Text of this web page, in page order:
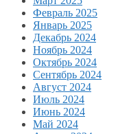
Февраль 2025
Январь 2025
Декабрь 2024
Ноябрь 2024
Октябрь 2024
Сентябрь 2024
Август 2024
Июль 2024
Июнь 2024
Май 2024